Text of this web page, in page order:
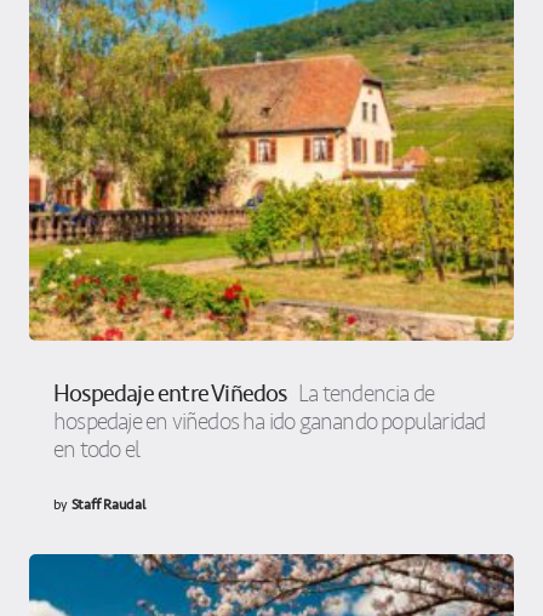
Hospedaje entre Viñedos La tendencia de
hospedaje en viñedos ha ido ganando popularidad
en todo el
byStaff Raudal